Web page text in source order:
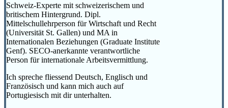
Schweiz-Experte mit schweizerischem und
britischem Hintergrund. Dipl.
Mittelschullehrperson für Wirtschaft und Recht
(Universität St. Gallen) und MA in
Internationalen Beziehungen (Graduate Institute
Genf). SECO-anerkannte verantwortliche
Person für internationale Arbeitsvermittlung.
Ich spreche fliessend Deutsch, Englisch und
Französisch und kann mich auch auf
Portugiesisch mit dir unterhalten.